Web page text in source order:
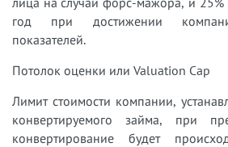
год при достижении
показателей.
Потолок оценки или Valuation Cap
Лимит стоимости компании,
конвертируемого займа, при
конвертирование будет